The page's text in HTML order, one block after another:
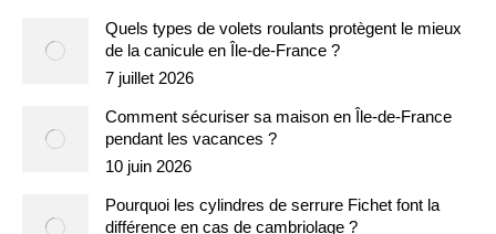
Quels types de volets roulants protègent le mieux
de la canicule en Île-de-France ?
7 juillet 2026
Comment sécuriser sa maison en Île-de-France
pendant les vacances ?
10 juin 2026
Pourquoi les cylindres de serrure Fichet font la
différence en cas de cambriolage ?